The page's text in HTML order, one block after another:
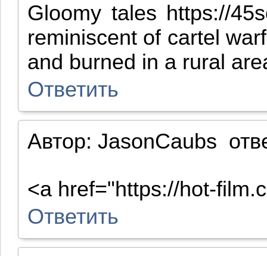
Gloomy tales https://
reminiscent of cartel
and burned in a rural
Ответить
Автор: JasonCaubs
<a href="https://hot-
Ответить